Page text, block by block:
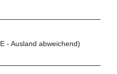
- Ausland abweichend)